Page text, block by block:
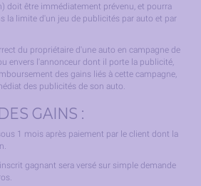
doit être immédiatement prévenu, et pourra
la limite d'un jeu de publicités par auto et par
du propriétaire d'une auto en campagne de
envers l'annonceur dont il porte la publicité,
des gains liés à cette campagne,
des publicités de son auto.
GAINS :
1 mois après paiement par le client dont la
gagnant sera versé sur simple demande